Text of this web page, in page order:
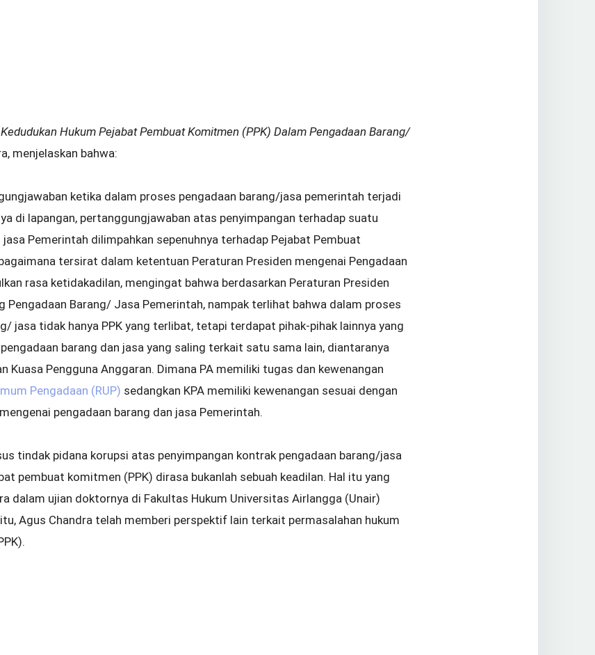
Kedudukan Hukum Pejabat Pembuat Komitmen (PPK) Dalam Pengadaan Barang/
menjelaskan bahwa:
ketika dalam proses pengadaan barang/jasa pemerintah terjadi
di lapangan, pertanggungjawaban atas penyimpangan terhadap suatu
Pemerintah dilimpahkan sepenuhnya terhadap Pejabat Pembuat
tersirat dalam ketentuan Peraturan Presiden mengenai Pengadaan
rasa ketidakadilan, mengingat bahwa berdasarkan Peraturan Presiden
Pengadaan Barang/ Jasa Pemerintah, nampak terlihat bahwa dalam proses
jasa tidak hanya PPK yang terlibat, tetapi terdapat pihak-pihak lainnya yang
barang dan jasa yang saling terkait satu sama lain, diantaranya
Kuasa Pengguna Anggaran. Dimana PA memiliki tugas dan kewenangan
Pengadaan (RUP) sedangkan KPA memiliki kewenangan sesuai dengan
pengadaan barang dan jasa Pemerintah.
tindak pidana korupsi atas penyimpangan kontrak pengadaan barang/jasa
pembuat komitmen (PPK) dirasa bukanlah sebuah keadilan. Hal itu yang
dalam ujian doktornya di Fakultas Hukum Universitas Airlangga (Unair)
Agus Chandra telah memberi perspektif lain terkait permasalahan hukum